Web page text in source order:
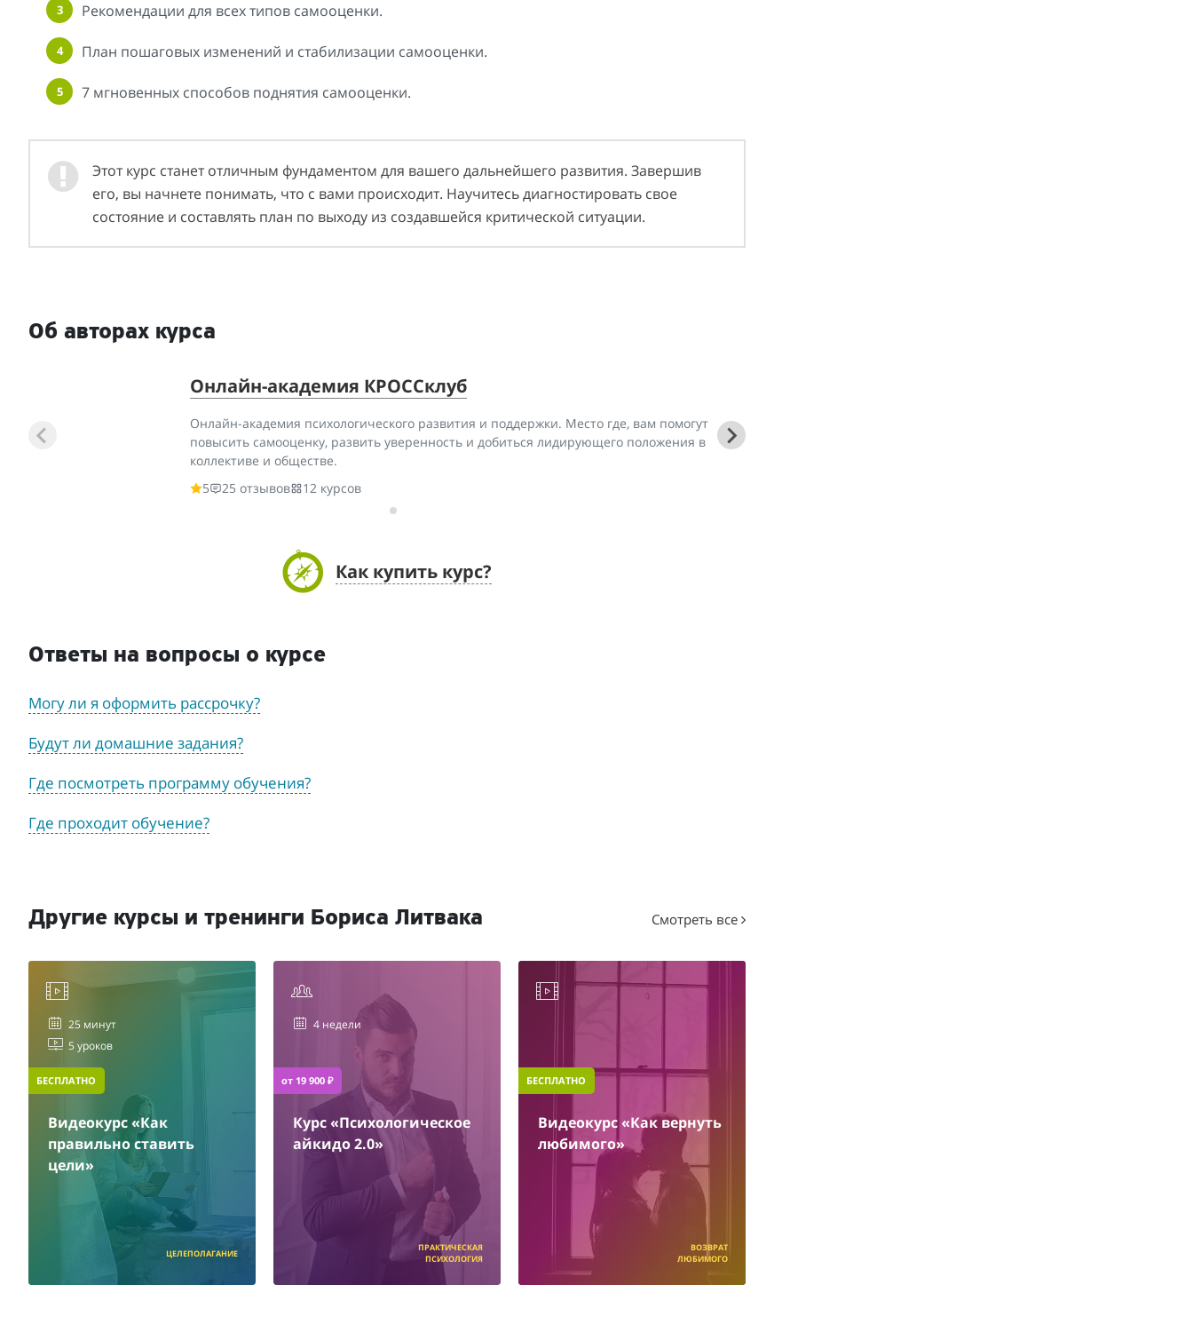
Рекомендации для всех типов самооценки.
План пошаговых изменений и стабилизации самооценки.
7 мгновенных способов поднятия самооценки.
Этот курс станет отличным фундаментом для вашего дальнейшего развития. Завершив
его, вы начнете понимать, что с вами происходит. Научитесь диагностировать свое
состояние и составлять план по выходу из создавшейся критической ситуации.
Об авторах курса
Онлайн-академия КРОССклуб
Онлайн-академия психологического развития и поддержки. Место где, вам помогут
повысить самооценку, развить уверенность и добиться лидирующего положения в
коллективе и обществе.
5
25 отзывов 12 курсов
Как купить курс?
Ответы на вопросы о курсе
Могу ли я оформить рассрочку?
Будут ли домашние задания?
Где посмотреть программу обучения?
Где проходит обучение?
Другие курсы и тренинги Бориса Литвака Смотреть все
БЕСПЛАТНО
Видеокурс «Как
правильно ставить
цели»
25 минут
5 уроков
ЦЕЛЕПОЛАГАНИЕ
от 19 900 ₽
Курс «Психологическое
айкидо 2.0»
4 недели
ПРАКТИЧЕСКАЯ
ПСИХОЛОГИЯ
БЕСПЛАТНО
Видеокурс «Как вернуть
любимого»
ВОЗВРАТ
ЛЮБИМОГО